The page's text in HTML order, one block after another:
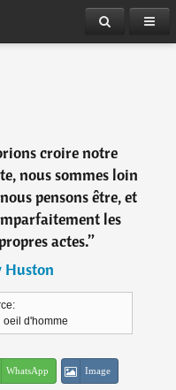
croire notre
nous sommes loin
pensons être, et
les
actes.”
Huston
oeil d'homme
WhatsApp Image